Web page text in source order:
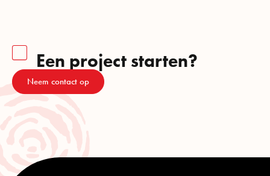
Een project starten?
Neem contact op